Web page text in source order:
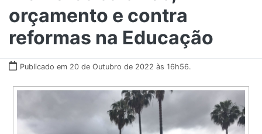
orçamento e contra
reformas na Educação
Publicado em 20 de Outubro de 2022 às 16h56.